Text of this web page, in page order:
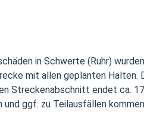
in Schwerte (Ruhr)
mit allen geplanten Halten.
Streckenabschnitt endet ca.
ggf. zu Teilausfällen